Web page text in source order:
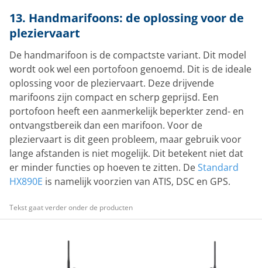
13. Handmarifoons: de oplossing voor de
pleziervaart
De handmarifoon is de compactste variant. Dit model
wordt ook wel een portofoon genoemd. Dit is de ideale
oplossing voor de pleziervaart. Deze drijvende
marifoons zijn compact en scherp geprijsd. Een
portofoon heeft een aanmerkelijk beperkter zend- en
ontvangstbereik dan een marifoon. Voor de
pleziervaart is dit geen probleem, maar gebruik voor
lange afstanden is niet mogelijk. Dit betekent niet dat
er minder functies op hoeven te zitten. DeStandard
HX890E is namelijk voorzien van ATIS, DSC en GPS.
Tekst gaat verder onder de producten